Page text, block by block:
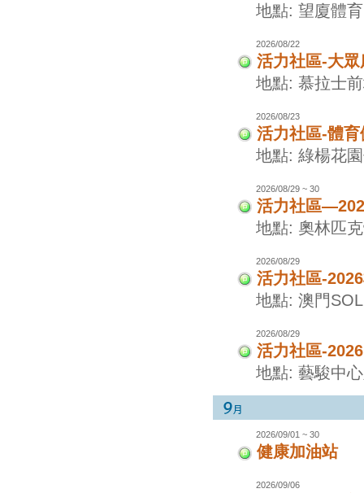
地點: 望廈體
2026/08/22
活力社區-大眾
地點: 慕拉士
2026/08/23
活力社區-體
地點: 綠楊花
2026/08/29 ~ 30
活力社區
地點: 奧林匹
2026/08/29
活力社區-
地點: 澳門
2026/08/29
活力社區-
地點: 藝駿中
2026/09/01 ~ 30
健康加油站
2026/09/06